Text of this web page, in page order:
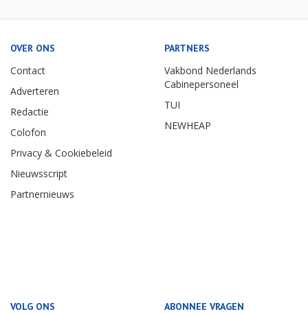
OVER ONS
Contact
Adverteren
Redactie
Colofon
Privacy & Cookiebeleid
Nieuwsscript
Partnernieuws
PARTNERS
Vakbond Nederlands
Cabinepersoneel
TUI
NEWHEAP
VOLG ONS ABONNEE VRAGEN